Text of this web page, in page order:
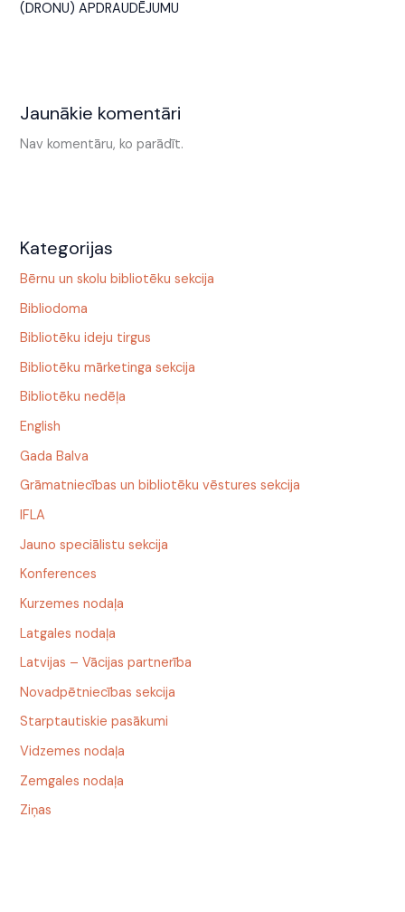
(DRONU) APDRAUDĒJUMU
Jaunākie komentāri
Nav komentāru, ko parādīt.
Kategorijas
Bērnu un skolu bibliotēku sekcija
Bibliodoma
Bibliotēku ideju tirgus
Bibliotēku mārketinga sekcija
Bibliotēku nedēļa
English
Gada Balva
Grāmatniecības un bibliotēku vēstures sekcija
IFLA
Jauno speciālistu sekcija
Konferences
Kurzemes nodaļa
Latgales nodaļa
Latvijas – Vācijas partnerība
Novadpētniecības sekcija
Starptautiskie pasākumi
Vidzemes nodaļa
Zemgales nodaļa
Ziņas